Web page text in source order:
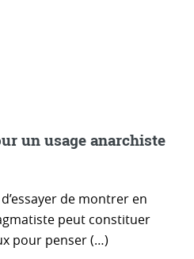
un usage anarchiste
de montrer en
peut constituer
pour penser (…)